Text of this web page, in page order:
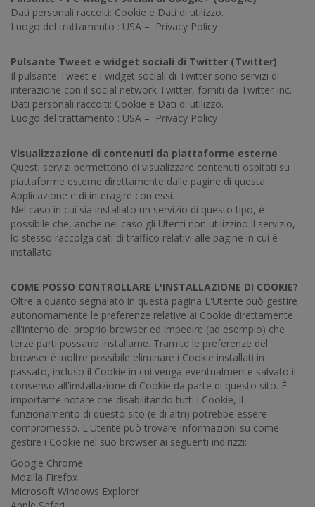
Dati personali raccolti: Cookie e Dati di utilizzo.
Luogo del trattamento : USA – Privacy Policy
Pulsante Tweet e widget sociali di Twitter (Twitter)
Il pulsante Tweet e i widget sociali di Twitter sono servizi di
interazione con il social network Twitter, forniti da Twitter Inc.
Dati personali raccolti: Cookie e Dati di utilizzo.
Luogo del trattamento : USA – Privacy Policy
Visualizzazione di contenuti da piattaforme esterne
Questi servizi permettono di visualizzare contenuti ospitati su
piattaforme esterne direttamente dalle pagine di questa
Applicazione e di interagire con essi.
Nel caso in cui sia installato un servizio di questo tipo, è
possibile che, anche nel caso gli Utenti non utilizzino il servizio,
lo stesso raccolga dati di traffico relativi alle pagine in cui è
installato.
COME POSSO CONTROLLARE L'INSTALLAZIONE DI COOKIE?
Oltre a quanto segnalato in questa pagina L'Utente può gestire
autonomamente le preferenze relative ai Cookie direttamente
all'interno del proprio browser ed impedire (ad esempio) che
terze parti possano installarne. Tramite le preferenze del
browser è inoltre possibile eliminare i Cookie installati in
passato, incluso il Cookie in cui venga eventualmente salvato il
consenso all'installazione di Cookie da parte di questo sito. È
importante notare che disabilitando tutti i Cookie, il
funzionamento di questo sito (e di altri) potrebbe essere
compromesso. L'Utente può trovare informazioni su come
gestire i Cookie nel suo browser ai seguenti indirizzi:
Google Chrome
Mozilla Firefox
Microsoft Windows Explorer